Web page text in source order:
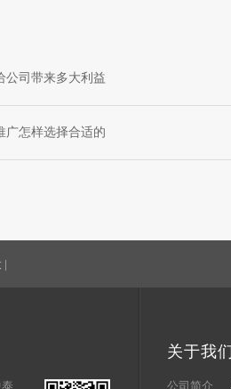
公司带来多大利益
广怎样选择合适的
|
关于我们
公司简介